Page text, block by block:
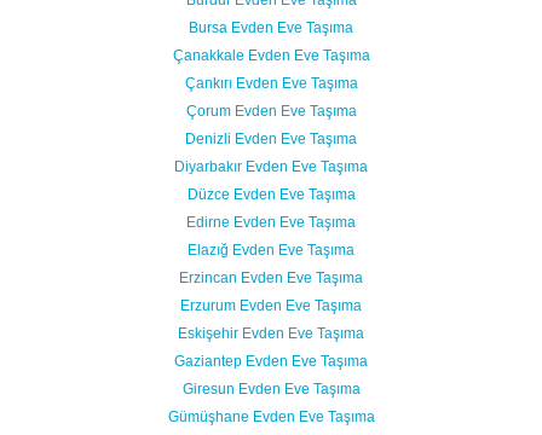
Bursa Evden Eve Taşıma
Çanakkale Evden Eve Taşıma
Çankırı Evden Eve Taşıma
Çorum Evden Eve Taşıma
Denizli Evden Eve Taşıma
Diyarbakır Evden Eve Taşıma
Düzce Evden Eve Taşıma
Edirne Evden Eve Taşıma
Elazığ Evden Eve Taşıma
Erzincan Evden Eve Taşıma
Erzurum Evden Eve Taşıma
Eskişehir Evden Eve Taşıma
Gaziantep Evden Eve Taşıma
Giresun Evden Eve Taşıma
Gümüşhane Evden Eve Taşıma